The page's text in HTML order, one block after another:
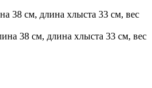
38 см, длина хлыста 33 см, вес
38 см, длина хлыста 33 см, вес